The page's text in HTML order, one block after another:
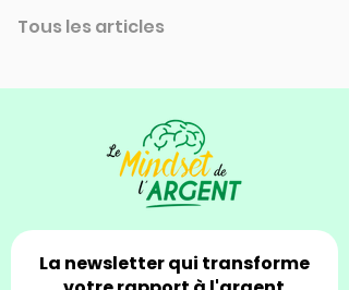
Tous les articles
La newsletter qui transforme